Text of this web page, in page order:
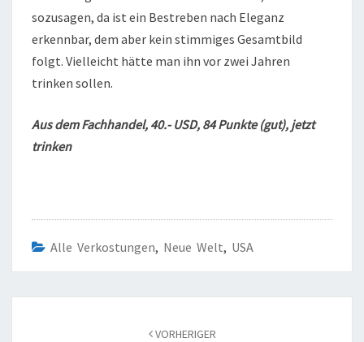
sozusagen, da ist ein Bestreben nach Eleganz
erkennbar, dem aber kein stimmiges Gesamtbild
folgt. Vielleicht hätte man ihn vor zwei Jahren
trinken sollen.
Aus dem Fachhandel, 40.- USD, 84 Punkte (gut), jetzt
trinken
Alle Verkostungen, Neue Welt, USA
VORHERIGER